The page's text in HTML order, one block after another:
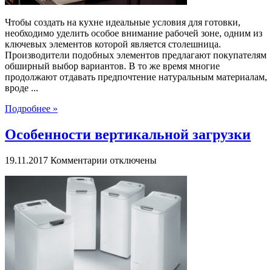
Чтобы создать на кухне идеальные условия для готовки,
необходимо уделить особое внимание рабочей зоне, одним из
ключевых элементов которой является столешница.
Производители подобных элементов предлагают покупателям
обширный выбор вариантов. В то же время многие
продолжают отдавать предпочтение натуральным материалам,
вроде ...
Подробнее »
Особенности вертикальной загрузки
19.11.2017 Комментарии к
Особенности
вертикальной
загрузки
отключены